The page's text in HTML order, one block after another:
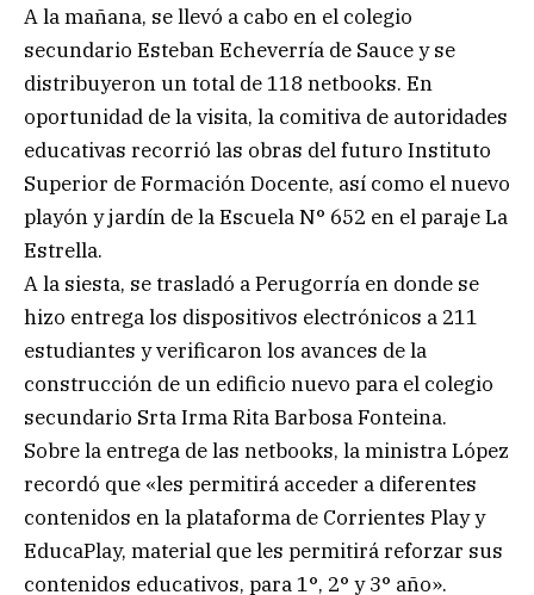
A la mañana, se llevó a cabo en el colegio
secundario Esteban Echeverría de Sauce y se
distribuyeron un total de 118 netbooks. En
oportunidad de la visita, la comitiva de autoridades
educativas recorrió las obras del futuro Instituto
Superior de Formación Docente, así como el nuevo
playón y jardín de la Escuela N° 652 en el paraje La
Estrella.
A la siesta, se trasladó a Perugorría en donde se
hizo entrega los dispositivos electrónicos a 211
estudiantes y verificaron los avances de la
construcción de un edificio nuevo para el colegio
secundario Srta Irma Rita Barbosa Fonteina.
Sobre la entrega de las netbooks, la ministra López
recordó que «les permitirá acceder a diferentes
contenidos en la plataforma de Corrientes Play y
EducaPlay, material que les permitirá reforzar sus
contenidos educativos, para 1°, 2° y 3° año».